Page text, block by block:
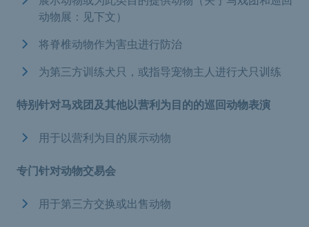
动物展：见下文）
将脊椎动物作为害虫进行防治
为第三方训练犬只，或指导宠物主人进行犬只训练
特别针对马戏团及其他以营利为目的的巡回动物表演
用于以营利为目的展示动物
专门针对动物交易会
用于第三方交换或出售动物